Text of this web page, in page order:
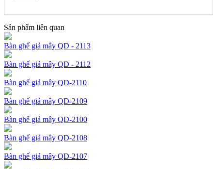
Sản phẩm liên quan
Bàn ghế giả mây QD - 2113
Bàn ghế giả mây QD - 2112
Bàn ghế giả mây QD-2110
Bàn ghế giả mây QD-2109
Bàn ghế giả mây QD-2100
Bàn ghế giả mây QD-2108
Bàn ghế giả mây QD-2107